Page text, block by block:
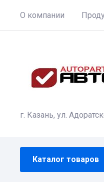
О компании
г. Казань, ул.
Каталог товаров